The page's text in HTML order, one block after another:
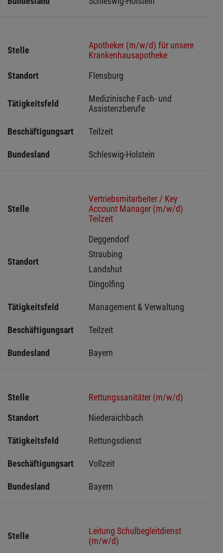
Stelle
Apotheker (m/w/d) für unsere
Krankenhausapotheke
Standort
Flensburg
Tätigkeitsfeld
Medizinische Fach- und
Assistenzberufe
Beschäftigungsart Teilzeit
Bundesland Schleswig-Holstein
Stelle
Vertriebsmitarbeiter / Key
Account Manager (m/w/d)
Teilzeit
Standort
Deggendorf
Straubing
Landshut
Dingolfing
Tätigkeitsfeld Management & Verwaltung
Beschäftigungsart Teilzeit
Bundesland Bayern
Stelle
Rettungssanitäter (m/w/d)
Standort
Niederaichbach
Tätigkeitsfeld Rettungsdienst
Beschäftigungsart Vollzeit
Bundesland Bayern
Stelle
Leitung Schulbegleitdienst
(m/w/d)